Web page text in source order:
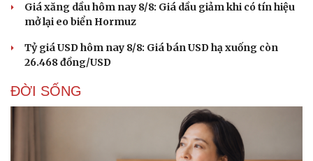
Giá xăng dầu hôm nay 8/8: Giá dầu giảm khi có tín hiệu
mở lại eo biển Hormuz
Tỷ giá USD hôm nay 8/8: Giá bán USD hạ xuống còn
26.468 đồng/USD
ĐỜI SỐNG